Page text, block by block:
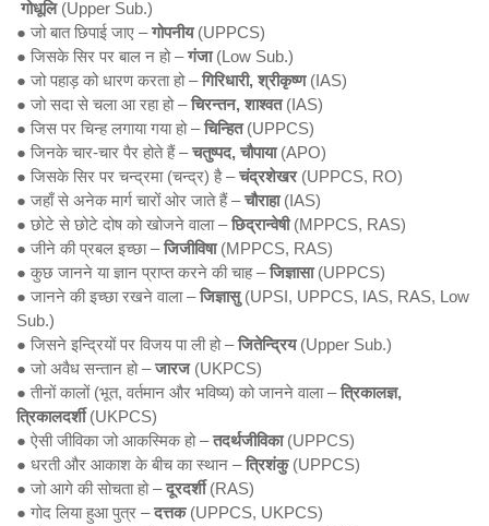
गोधूलि(Upper Sub.)
● जो बात छिपाई जाए –गोपनीय(UPPCS)
● जिसके सिर पर बाल न हो –गंजा(Low Sub.)
● जो पहाड़ को धारण करता हो –गिरिधारी, श्रीकृष्ण(IAS)
● जो सदा से चला आ रहा हो –चिरन्तन, शाश्वत(IAS)
● जिस पर चिन्ह लगाया गया हो –चिन्हित(UPPCS)
● जिनके चार-चार पैर होते हैं –चतुष्पद, चौपाया(APO)
● जिसके सिर पर चन्द्रमा (चन्द्र) है –चंद्रशेखर(UPPCS, RO)
● जहाँ से अनेक मार्ग चारों ओर जाते हैं –चौराहा(IAS)
● छोटे से छोटे दोष को खोजने वाला –छिद्रान्वेषी(MPPCS, RAS)
● जीने की प्रबल इच्छा –जिजीविषा(MPPCS, RAS)
● कुछ जानने या ज्ञान प्राप्त करने की चाह –जिज्ञासा(UPPCS)
● जानने की इच्छा रखने वाला –जिज्ञासु(UPSI, UPPCS, IAS, RAS, Low
Sub.)
● जिसने इन्द्रियों पर विजय पा ली हो –जितेन्द्रिय(Upper Sub.)
● जो अवैध सन्तान हो –जारज(UKPCS)
● तीनों कालों (भूत, वर्तमान और भविष्य) को जानने वाला –त्रिकालज्ञ,
त्रिकालदर्शी(UKPCS)
● ऐसी जीविका जो आकस्मिक हो –तदर्थजीविका(UPPCS)
● धरती और आकाश के बीच का स्थान –त्रिशंकु(UPPCS)
● जो आगे की सोचता हो –दूरदर्शी(RAS)
● गोद लिया हुआ पुत्र –दत्तक(UPPCS, UKPCS)